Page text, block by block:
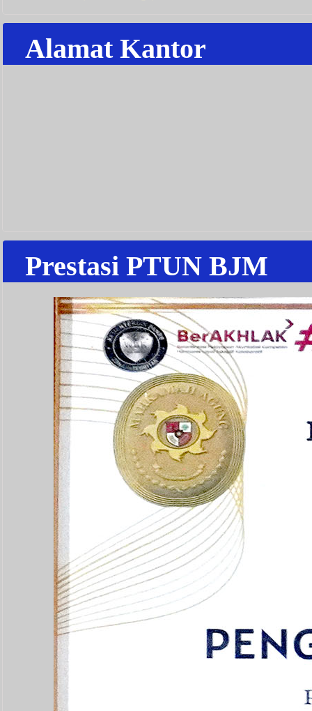
Alamat Kantor
Prestasi PTUN BJM